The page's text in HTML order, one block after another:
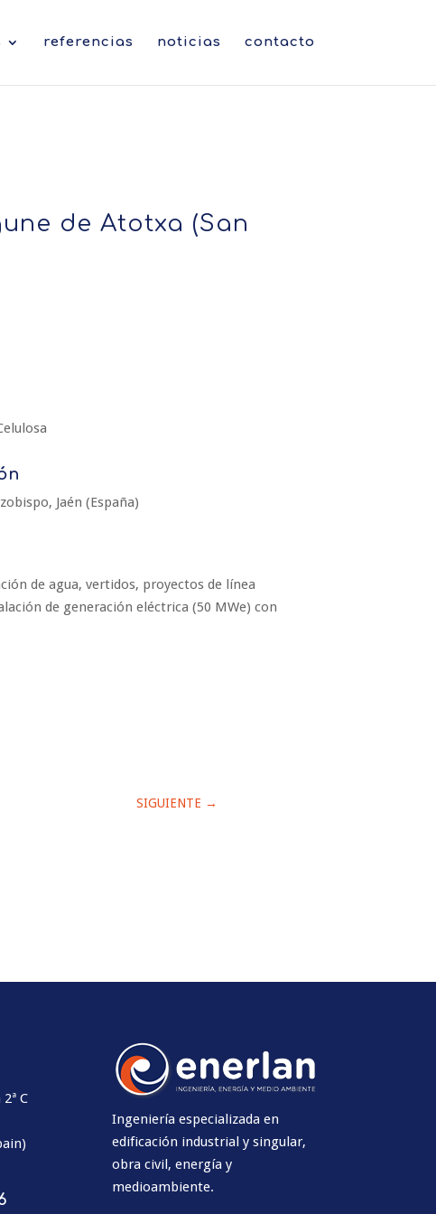
referencias noticias contacto
de Atotxa (San
Jaén (España)
de agua, vertidos, proyectos de línea
de generación eléctrica (50 MWe) con
SIGUIENTE →
C
Ingeniería especializada en
edificación industrial y singular,
obra civil, energía y
medioambiente.